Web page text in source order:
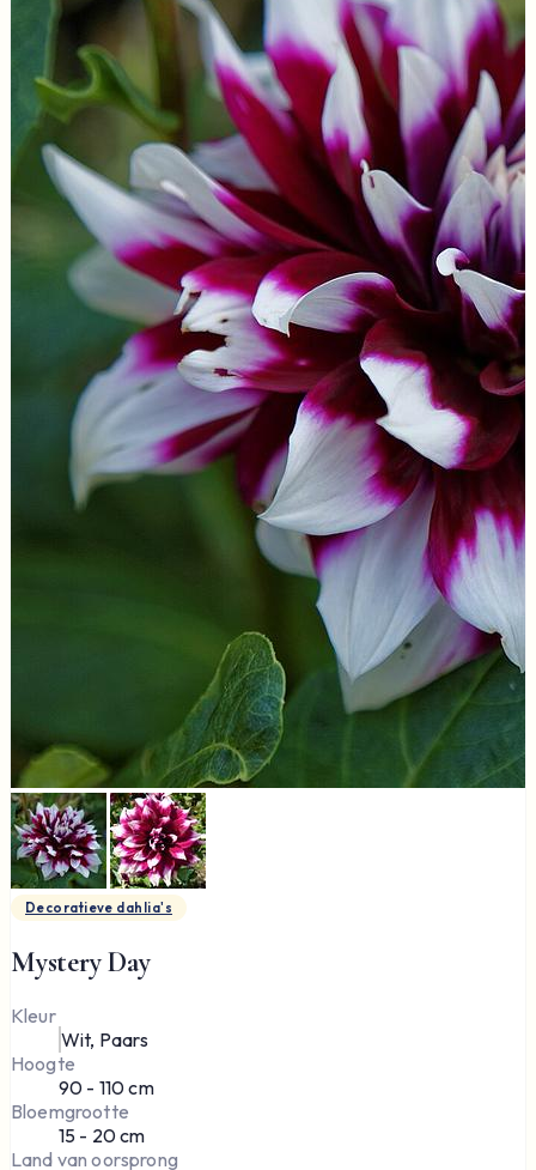
Decoratieve dahlia's
Mystery Day
Kleur
Wit, Paars
Hoogte
90 - 110 cm
Bloemgrootte
15 - 20 cm
Land van oorsprong